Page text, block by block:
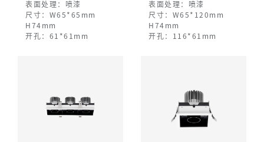
表面处理：喷漆
尺寸：W65*65mm
H74mm
开孔：61*61mm
表面处理：喷漆
尺寸：W65*120mm
H74mm
开孔：116*61mm